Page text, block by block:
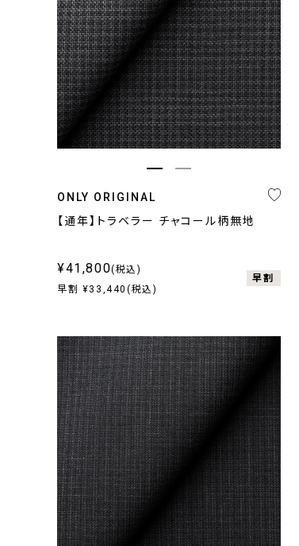
ONLY ORIGINAL
【通年】トラベラー チャコール柄無地
¥41,800(税込)
早割 ¥33,440(税込)
早割